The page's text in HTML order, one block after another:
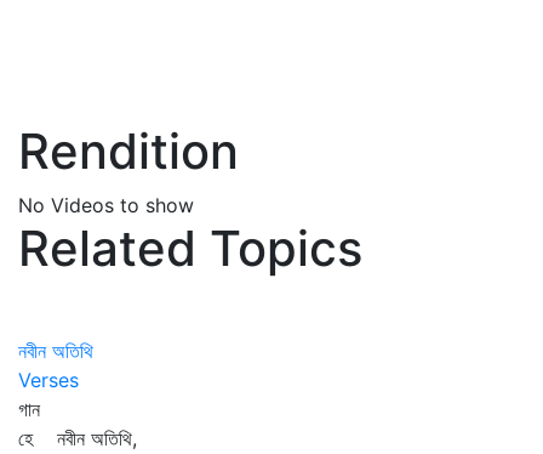
Rendition
No Videos to show
Related Topics
নবীন অতিথি
Verses
গান
হে নবীন অতিথি,